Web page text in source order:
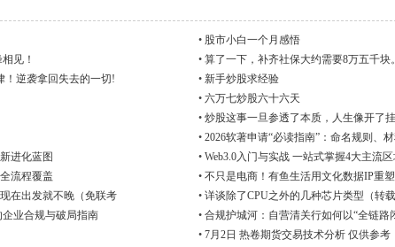
• 股市小白一个月感悟
见！
• 算了一下，补齐社保大约需要8万五千块。
！逆袭拿回失去的一切!
• 新手炒股求经验
• 六万七炒股六十六天
• 炒股这事一旦参透了本质，人生像开了挂
• 2026软著申请“必读指南”：命名规则、
进化蓝图
• Web3.0入门与实战 一站式掌握4大主流
流程覆盖
• 不只是电商！有鱼生活用文化数据IP重
在出发就不晚（免联考
• 详谈除了CPU之外的几种芯片类型（转载
业合规与破局指南
• 合规护城河：自营清关行如何以“全链路
• 7月2日 热卷期货交易技术分析 仅供参考